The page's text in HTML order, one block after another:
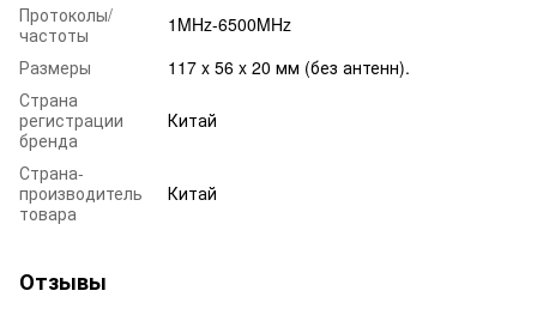
Протоколы/
частоты
1MHz-6500MHz
Размеры
117 x 56 x 20 мм (без антенн).
Страна
регистрации
бренда
Китай
Страна-
производитель
товара
Китай
Отзывы